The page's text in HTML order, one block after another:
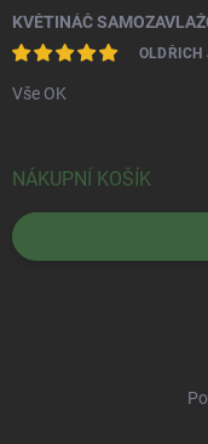
KVĚTINÁČ
OLDŘICH
Vše OK
NÁKUPNÍ KOŠÍK